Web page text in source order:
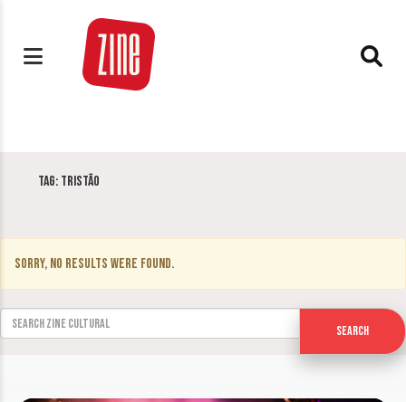
Tag: Tristão
Sorry, no results were found.
Search for:
Search